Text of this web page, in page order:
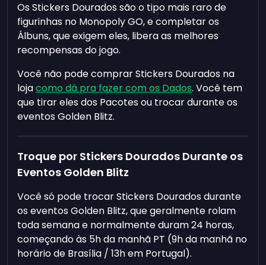
Os Stickers Dourados são o tipo mais raro de
figurinhas no Monopoly GO, e completar os
Álbuns, que exigem eles, libera as melhores
recompensas do jogo.
Você não pode comprar Stickers Dourados na
lojacomo dá pra fazer com os Dados. Você tem
que tirar eles dos Pacotes ou trocar durante os
eventos Golden Blitz.
Troque por Stickers Dourados Durante os
Eventos Golden Blitz
Você só pode trocar Stickers Dourados durante
os eventos Golden Blitz, que geralmente rolam
toda semana e normalmente duram 24 horas,
começando às 5h da manhã PT (9h da manhã no
horário de Brasília / 13h em Portugal).